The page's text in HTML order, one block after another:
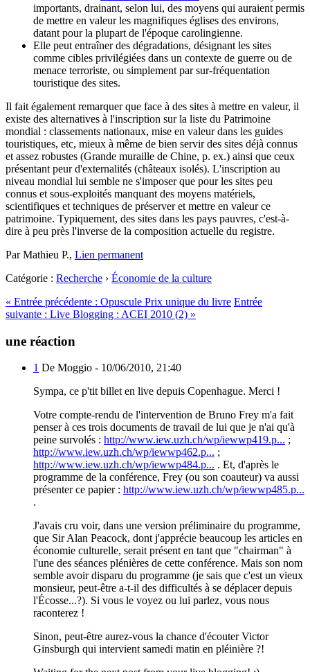
importants, drainant, selon lui, des moyens qui auraient permis
de mettre en valeur les magnifiques églises des environs,
datant pour la plupart de l'époque carolingienne.
Elle peut entraîner des dégradations, désignant les sites
comme cibles privilégiées dans un contexte de guerre ou de
menace terroriste, ou simplement par sur-fréquentation
touristique des sites.
Il fait également remarquer que face à des sites à mettre en valeur, il
existe des alternatives à l'inscription sur la liste du Patrimoine
mondial : classements nationaux, mise en valeur dans les guides
touristiques, etc, mieux à même de bien servir des sites déjà connus
et assez robustes (Grande muraille de Chine, p. ex.) ainsi que ceux
présentant peur d'externalités (châteaux isolés). L'inscription au
niveau mondial lui semble ne s'imposer que pour les sites peu
connus et sous-exploités manquant des moyens matériels,
scientifiques et techniques de préserver et mettre en valeur ce
patrimoine. Typiquement, des sites dans les pays pauvres, c'est-à-
dire à peu près l'inverse de la composition actuelle du registre.
Par Mathieu P., Lien permanent
Catégorie : Recherche › Économie de la culture
« Entrée précédente : Opuscule Prix unique du livre Entrée
suivante : Live Blogging : ACEI 2010 (2) »
une réaction
1 De Moggio - 10/06/2010, 21:40
Sympa, ce p'tit billet en live depuis Copenhague. Merci !
Votre compte-rendu de l'intervention de Bruno Frey m'a fait
penser à ces trois documents de travail de lui que je n'ai qu'à
peine survolés : http://www.iew.uzh.ch/wp/iewwp419.p... ;
http://www.iew.uzh.ch/wp/iewwp462.p... ;
http://www.iew.uzh.ch/wp/iewwp484.p... . Et, d'après le
programme de la conférence, Frey (ou son coauteur) va aussi
présenter ce papier : http://www.iew.uzh.ch/wp/iewwp485.p...
.
J'avais cru voir, dans une version préliminaire du programme,
que Sir Alan Peacock, dont j'apprécie beaucoup les articles en
économie culturelle, serait présent en tant que "chairman" à
l'une des séances plénières de cette conférence. Mais son nom
semble avoir disparu du programme (je sais que c'est un vieux
monsieur, peut-être a-t-il des difficultés à se déplacer depuis
l'Écosse...?). Si vous le voyez ou lui parlez, vous nous
raconterez !
Sinon, peut-être aurez-vous la chance d'écouter Victor
Ginsburgh qui intervient samedi matin en pléinière ?!